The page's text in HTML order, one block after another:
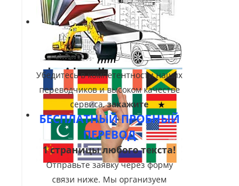
Убедитесь в компетентности наших
переводчиков и высоком качестве
сервиса,закажите
БЕСПЛАТНЫЙ ПРОБНЫЙ
ПЕРЕВОД
1 страницы любого текста!
Отправьте заявку через форму
связи ниже. Мы организуем